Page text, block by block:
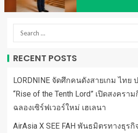
RECENT POSTS
LORDNINE จัดศึกคนดังสายเกม ไท
“Rise of the Tenth Lord” เปิดสงครา
ฉลองเซิร์ฟเวอร์ใหม่ เฮเลนา
AirAsia X SEE FAH พันธมิตรทางธุร